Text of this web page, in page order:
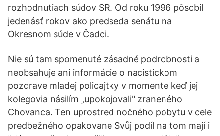
rozhodnutiach súdov SR. Od roku 1996 pôsobil
jedenásť rokov ako predseda senátu na
Okresnom súde v Čadci.
Nie sú tam spomenuté zásadné podrobnosti a
neobsahuje ani informácie o nacistickom
pozdrave mladej policajtky v momente keď jej
kolegovia násilím „upokojovali" zraneného
Chovanca. Ten uprostred nočného pobytu v cele
predbežného opakovane Svůj podíl na tom mají i